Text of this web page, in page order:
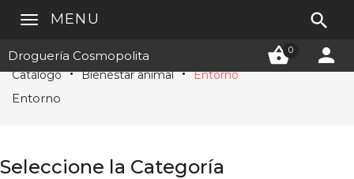
Droguería Cosmopolita 0 
MENU 
Catálogo Bienestar animal Entorno
Entorno
Seleccione la Categoría